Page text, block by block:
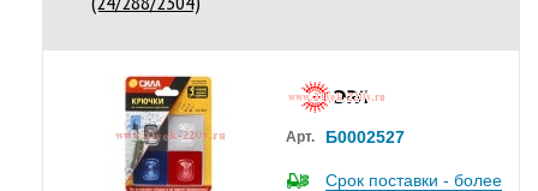
Арт. Б0002527
Срок поставки - более